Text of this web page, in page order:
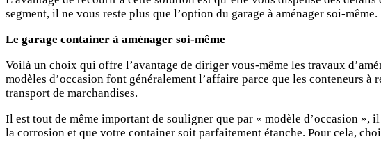
segment, il ne vous reste plus que l’option du garage à aménager soi-même.
Le garage container à aménager soi-même
Voilà un choix qui offre l’avantage de diriger vous-même les travaux
modèles d’occasion font généralement l’affaire parce que les conteneurs
transport de marchandises.
Il est tout de même important de souligner que par « modèle d’occasion »,
la corrosion et que votre container soit parfaitement étanche. Pour cela,